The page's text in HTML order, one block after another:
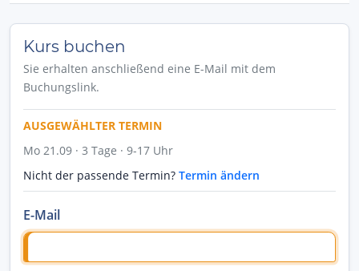
Kurs buchen
Sie erhalten anschließend eine E-Mail mit dem
Buchungslink.
AUSGEWÄHLTER TERMIN
Mo 21.09 · 3 Tage · 9-17 Uhr
Nicht der passende Termin? Termin ändern
E-Mail